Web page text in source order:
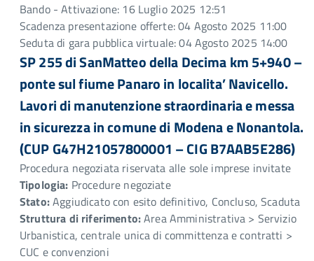
Bando - Attivazione: 16 Luglio 2025 12:51
Scadenza presentazione offerte: 04 Agosto 2025 11:00
Seduta di gara pubblica virtuale: 04 Agosto 2025 14:00
SP 255 di SanMatteo della Decima km 5+940 –
ponte sul fiume Panaro in localita’ Navicello.
Lavori di manutenzione straordinaria e messa
in sicurezza in comune di Modena e Nonantola.
(CUP G47H21057800001 – CIG B7AAB5E286)
Procedura negoziata riservata alle sole imprese invitate
Tipologia: Procedure negoziate
Stato:Aggiudicato con esito definitivo, Concluso, Scaduta
Struttura di riferimento:Area Amministrativa > Servizio
Urbanistica, centrale unica di committenza e contratti >
CUC e convenzioni